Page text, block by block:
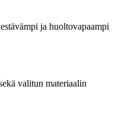
ja huoltovapaampi
valitun materiaalin